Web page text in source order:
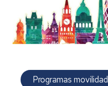
Programas movilidad